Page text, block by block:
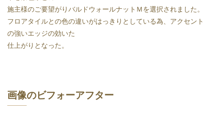
施主様のご要望がりバルドウォールナットＭを選択されました。
フロアタイルとの色の違いがはっきりとしている為、アクセント
の強いエッジの効いた
仕上がりとなった。
画像のビフォーアフター